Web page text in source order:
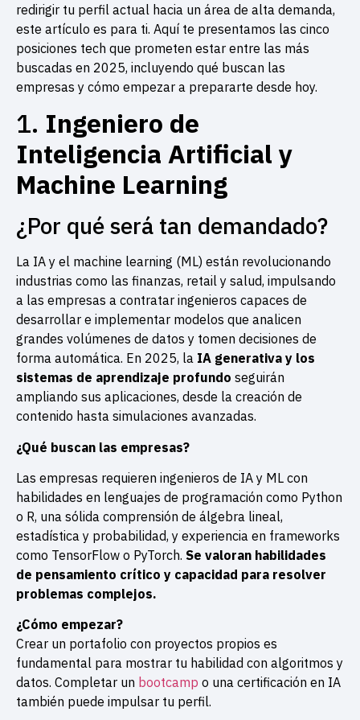
redirigir tu perfil actual hacia un área de alta demanda,
este artículo es para ti. Aquí te presentamos las cinco
posiciones tech que prometen estar entre las más
buscadas en 2025, incluyendo qué buscan las
empresas y cómo empezar a prepararte desde hoy.
1. Ingeniero de
Inteligencia Artificial y
Machine Learning
¿Por qué será tan demandado?
La IA y el machine learning (ML) están revolucionando
industrias como las finanzas, retail y salud, impulsando
a las empresas a contratar ingenieros capaces de
desarrollar e implementar modelos que analicen
grandes volúmenes de datos y tomen decisiones de
forma automática. En 2025, la IA generativa y los
sistemas de aprendizaje profundo seguirán
ampliando sus aplicaciones, desde la creación de
contenido hasta simulaciones avanzadas.
¿Qué buscan las empresas?
Las empresas requieren ingenieros de IA y ML con
habilidades en lenguajes de programación como Python
o R, una sólida comprensión de álgebra lineal,
estadística y probabilidad, y experiencia en frameworks
como TensorFlow o PyTorch. Se valoran habilidades
de pensamiento crítico y capacidad para resolver
problemas complejos.
¿Cómo empezar?
Crear un portafolio con proyectos propios es
fundamental para mostrar tu habilidad con algoritmos y
datos. Completar un bootcamp o una certificación en IA
también puede impulsar tu perfil.